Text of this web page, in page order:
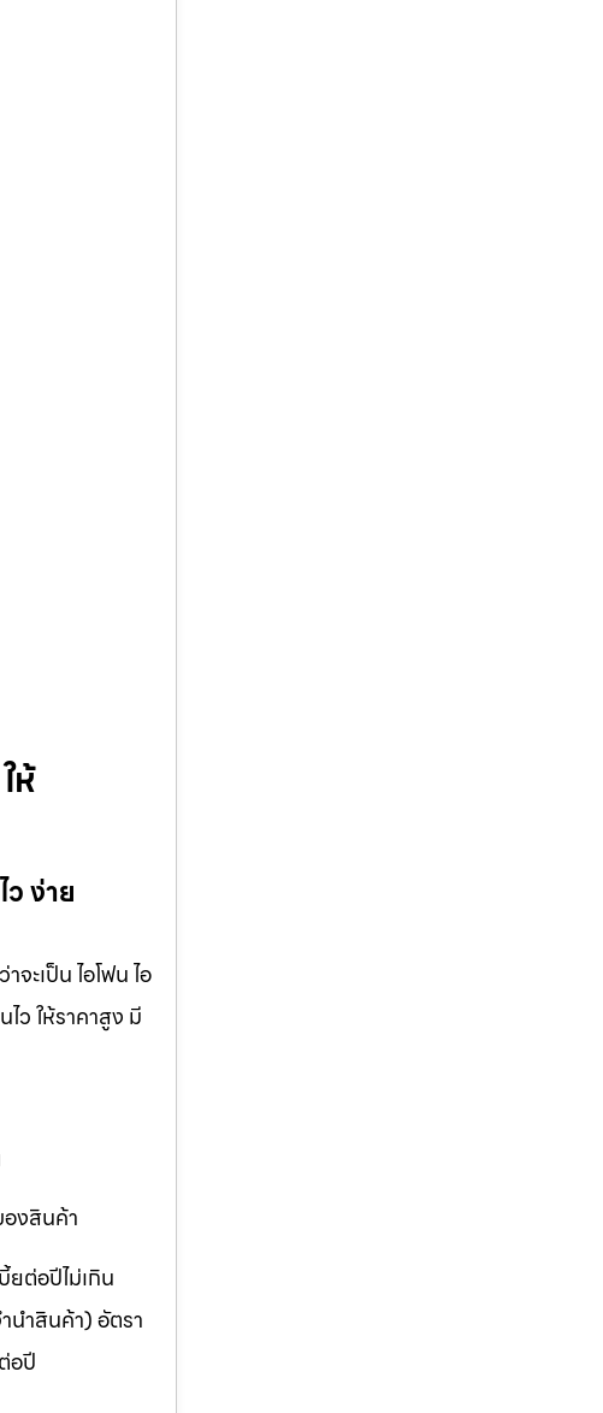
ห้
ง่าย
ะเป็น ไอโฟน ไอ
ว ให้ราคาสูง มี
องสินค้า
ยต่อปีไม่เกิน
นำสินค้า) อัตรา
อปี